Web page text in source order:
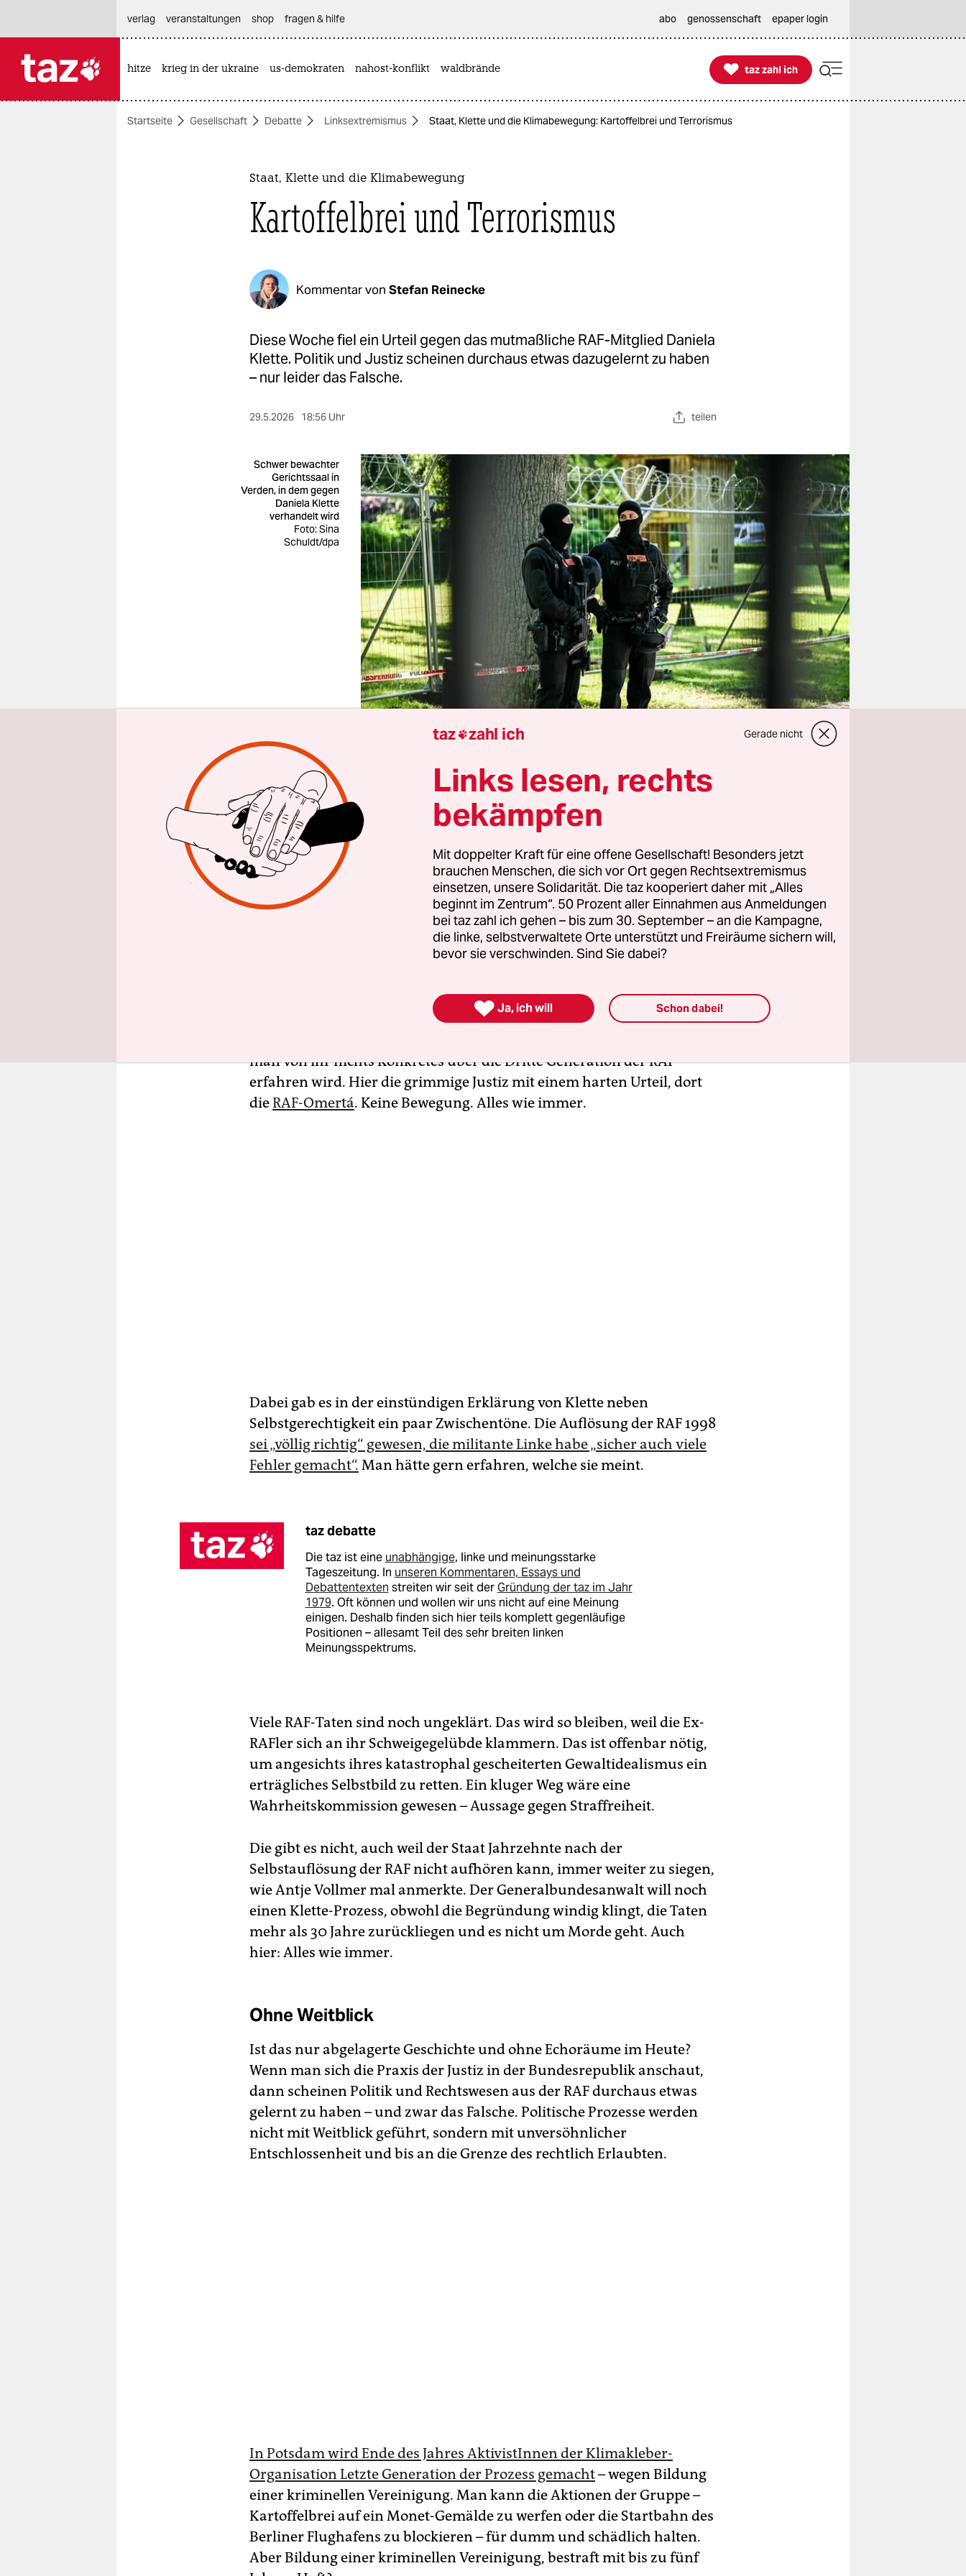
themen
verlag
veranstaltungen shop fragen & hilfe abo genossenschaft epaper login
hitze krieg in der ukraine us-demokraten nahost-konflikt waldbrände 
taz zahl ich
taz zahl ich
Startseite Gesellschaft Debatte Linksextremismus Staat, Klette und die Klimabewegung: Kartoffelbrei und Terrorismus
Staat, Klette und die Klimabewegung
Kartoffelbrei und Terrorismus
Kommentar von Stefan Reinecke
Diese Woche fiel ein Urteil gegen das mutmaßliche RAF-Mitglied Daniela
Klette. Politik und Justiz scheinen durchaus etwas dazugelernt zu haben
– nur leider das Falsche.
29.5.2026 18:56 Uhr teilen
Schwer bewachter
Gerichtssaal in
Verden, in dem gegen
Daniela Klette
verhandelt wird
Foto: Sina
Schuldt/dpa
D ie Bilder scheinen aus einer Zeitreise in die 70er Jahre zu
stammen. Jubelnde Sympathisanten lassen die RAF-Genossin
hochleben und rufen „Freiheit für Daniela“. Das Gericht tagte
in einem für Millionen aufgerüsteten Hochsicherheitsbau. Der Richter
beteuert, dies sei kein politischer Prozess. Aber wann gibt es in
Verfahren wegen Überfällen auf Supermärkte und Geldtransporter
Der Prozess gegen Daniela Kletteist so gelaufen, wie es zu befürchten
man von ihr nichts Konkretes über die Dritte Generation der RAF
erfahren wird. Hier die grimmige Justiz mit einem harten Urteil, dort
dieRAF-Omertá. Keine Bewegung. Alles wie immer.
Dabei gab es in der einstündigen Erklärung von Klette neben
Selbstgerechtigkeit ein paar Zwischentöne. Die Auflösung der RAF 1998
sei „völlig richtig“ gewesen, die militante Linke habe „sicher auch viele
Fehler gemacht“. Man hätte gern erfahren, welche sie meint.
taz debatte
Die taz ist eine unabhängige, linke und meinungsstarke
Tageszeitung. In unseren Kommentaren, Essays und
Debattentexten streiten wir seit derGründung der taz im Jahr
1979. Oft können und wollen wir uns nicht auf eine Meinung
einigen. Deshalb finden sich hier teils komplett gegenläufige
Positionen – allesamt Teil des sehr breiten linken
Meinungsspektrums.
Viele RAF-Taten sind noch ungeklärt. Das wird so bleiben, weil die Ex-
RAFler sich an ihr Schweigegelübde klammern. Das ist offenbar nötig,
um angesichts ihres katastrophal gescheiterten Gewaltidealismus ein
erträgliches Selbstbild zu retten. Ein kluger Weg wäre eine
Wahrheitskommission gewesen – Aussage gegen Straffreiheit.
Die gibt es nicht, auch weil der Staat Jahrzehnte nach der
Selbstauflösung der RAF nicht aufhören kann, immer weiter zu siegen,
wie Antje Vollmer mal anmerkte. Der Generalbundesanwalt will noch
einen Klette-Prozess, obwohl die Begründung windig klingt, die Taten
mehr als 30 Jahre zurückliegen und es nicht um Morde geht. Auch
hier: Alles wie immer.
Ohne Weitblick
Ist das nur abgelagerte Geschichte und ohne Echoräume im Heute?
Wenn man sich die Praxis der Justiz in der Bundesrepublik anschaut,
dann scheinen Politik und Rechtswesen aus der RAF durchaus etwas
gelernt zu haben – und zwar das Falsche. Politische Prozesse werden
nicht mit Weitblick geführt, sondern mit unversöhnlicher
Entschlossenheit und bis an die Grenze des rechtlich Erlaubten.
In Potsdam wird Ende des Jahres AktivistInnen der Klimakleber-
Organisation Letzte Generation der Prozess gemacht– wegen Bildung
einer kriminellen Vereinigung. Man kann die Aktionen der Gruppe –
Kartoffelbrei auf ein Monet-Gemälde zu werfen oder die Startbahn des
Berliner Flughafens zu blockieren – für dumm und schädlich halten.
Aber Bildung einer kriminellen Vereinigung, bestraft mit bis zu fünf
taz zahl ich Gerade nicht
Links lesen, rechts
bekämpfen
Mit doppelter Kraft für eine offene Gesellschaft! Besonders jetzt
brauchen Menschen, die sich vor Ort gegen Rechtsextremismus
einsetzen, unsere Solidarität. Die taz kooperiert daher mit „Alles
beginnt im Zentrum“. 50 Prozent aller Einnahmen aus Anmeldungen
bei taz zahl ich gehen – bis zum 30. September – an die Kampagne,
die linke, selbstverwaltete Orte unterstützt und Freiräume sichern will,
bevor sie verschwinden. Sind Sie dabei?
 Ja, ich will Schon dabei!